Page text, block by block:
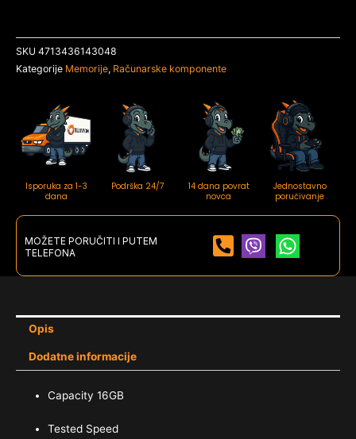
SKU 4713436143048
Kategorije Memorije, Računarske komponente
Isporuka za 1-3
dana
Podrška 24/7
14 dana povrat
novca
Jednostavno
poručivanje
MOŽETE PORUČITI I PUTEM
TELEFONA
Opis
Dodatne informacije
Capacity 16GB
Tested Speed